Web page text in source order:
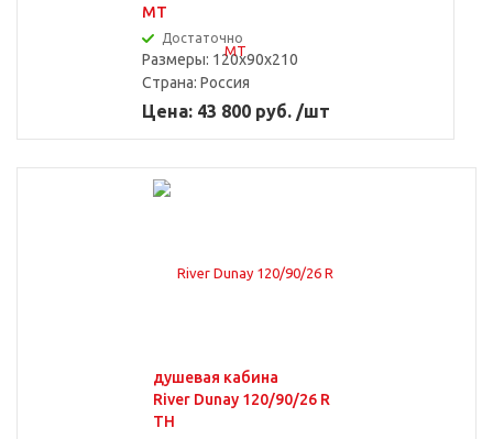
MT
Достаточно
Размеры: 120x90x210
Страна: Россия
Цена: 43 800 руб. /шт
душевая кабина
River Dunay 120/90/26 R
TH